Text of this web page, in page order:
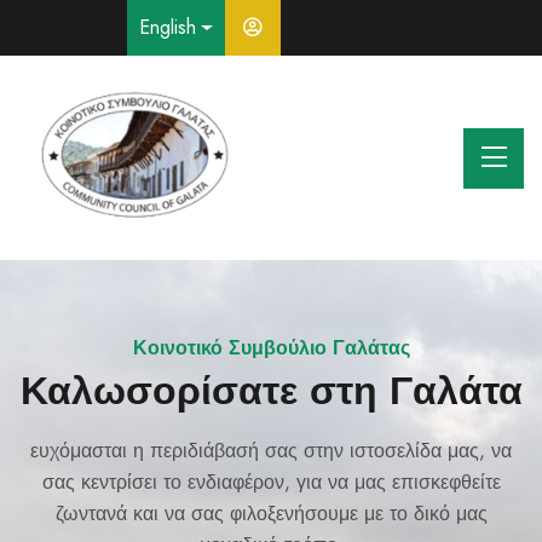
English
Κοινοτικό Συμβούλιο Γαλάτας
Καλωσορίσατε στη Γαλάτα
ευχόμασται η περιδιάβασή σας στην ιστοσελίδα μας, να
σας κεντρίσει το ενδιαφέρον, για να μας επισκεφθείτε
ζωντανά και να σας φιλοξενήσουμε με το δικό μας
Aυτό το όμορφο ορεινό θέρετρο
Η Γαλάτα
με την μακρόχρονη ιστορία, την απαράμιλλη αρχιτεκτονική
κληρονομιά και τον πολιτισμό της, αποτελεί διαμάντι της
περιοχής και πόλο έλξης, χιλιάδων τουριστών που την
Κτισμένη στις όχθες του ποταμού Καρκώτη
Δίπλα από το νερό που
ρέει μελωδικά
ανάμεσα σε οργιώδη βλάστηση από άγρια και οπωροφόρα
δέντρα, με τα εντυπωσιακά ξύλινα μπαλκόνια και τις